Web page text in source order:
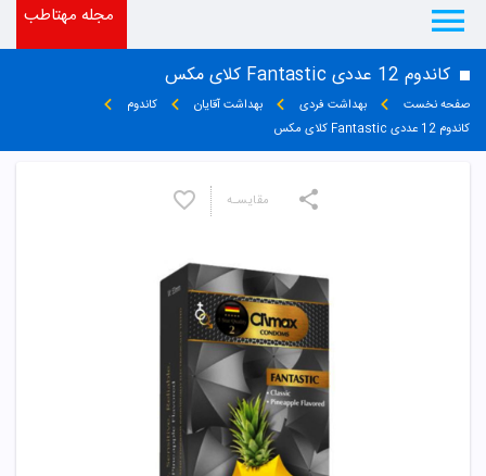
مجله مهتاطب
کاندوم 12 عددی Fantastic کلای مکس
صفحه نخست بهداشت فردی بهداشت آقایان
کاندوم
کاندوم 12 عددی Fantastic کلای مکس
مقایسـه